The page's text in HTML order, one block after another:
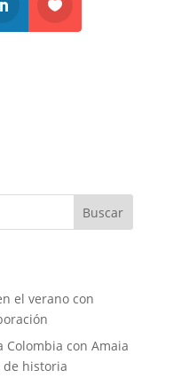
Buscar
el verano con
Colombia con Amaia
de historia